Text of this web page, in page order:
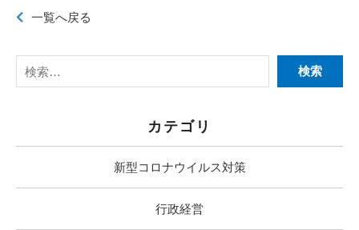
一覧へ戻る
カテゴリ
新型コロナウイルス対策
行政経営